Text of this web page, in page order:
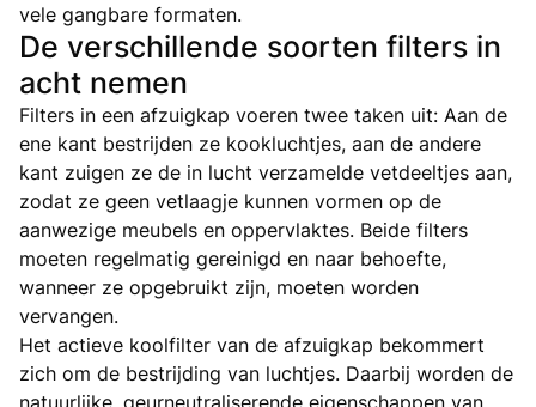
vele gangbare formaten.
De verschillende soorten filters in
acht nemen
Filters in een afzuigkap voeren twee taken uit: Aan de
ene kant bestrijden ze kookluchtjes, aan de andere
kant zuigen ze de in lucht verzamelde vetdeeltjes aan,
zodat ze geen vetlaagje kunnen vormen op de
aanwezige meubels en oppervlaktes. Beide filters
moeten regelmatig gereinigd en naar behoefte,
wanneer ze opgebruikt zijn, moeten worden
vervangen.
Het actieve koolfilter van de afzuigkap bekommert
zich om de bestrijding van luchtjes. Daarbij worden de
natuurlijke, geurneutraliserende eigenschappen van